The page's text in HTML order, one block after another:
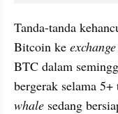
Tanda-tanda
Bitcoin ke exchange
BTC dalam
whale sedang